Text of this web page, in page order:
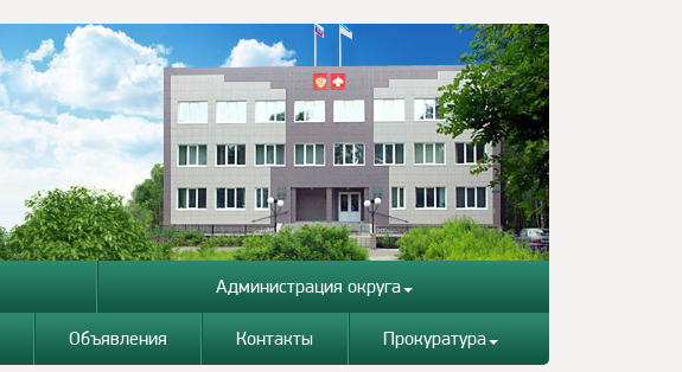
Администрация округа
Объявления Контакты Прокуратура